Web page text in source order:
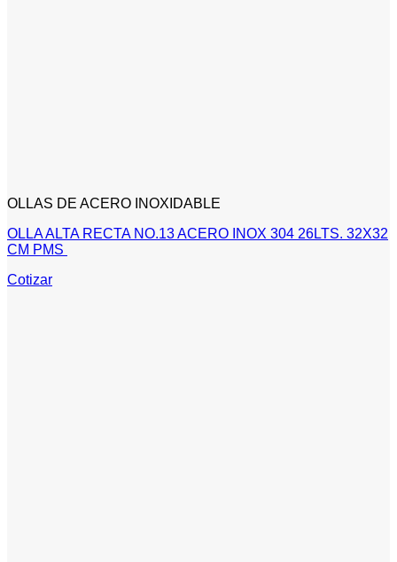
OLLAS DE ACERO INOXIDABLE
OLLA ALTA RECTA NO.13 ACERO INOX 304 26LTS. 32X32
CM PMS
Cotizar